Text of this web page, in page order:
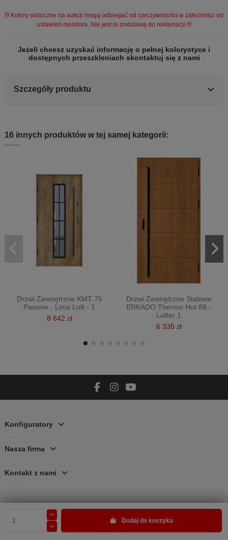
Dodaj do koszyka
!!! Kolory widoczne na aukcji mogą odbiegać od rzeczywistości w zależności od
ustawień monitora. Nie jest to podstawą do reklamacji !!!
Jeżeli chcesz uzyskać informację o pełnej kolorystyce i
dostępnych przeszkleniach skontaktuj się z nami
Szczegóły produktu
16 innych produktów w tej samej kategorii:
Drzwi Zewnętrzne KMT 75
Passive - Linia Loft - 1
8 642 zł
Drzwi Zewnętrzne Stalowe
ERKADO Thermo Hot 88 -
Lutter 1
6 335 zł
Konfiguratory
Nasza firma
Kontakt z nami